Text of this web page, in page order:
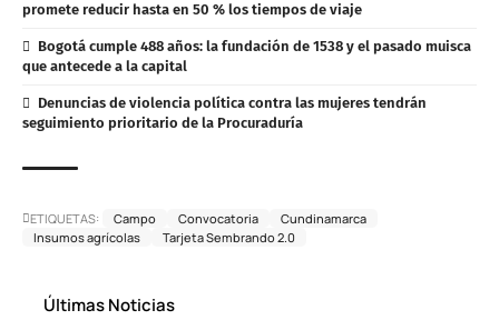
promete reducir hasta en 50 % los tiempos de viaje
Bogotá cumple 488 años: la fundación de 1538 y el pasado muisca
que antecede a la capital
Denuncias de violencia política contra las mujeres tendrán
seguimiento prioritario de la Procuraduría
ETIQUETAS: Campo Convocatoria
Cundinamarca
Insumos agrícolas
Tarjeta Sembrando 2.0
Últimas Noticias